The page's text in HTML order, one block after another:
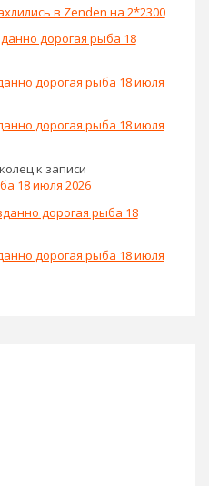
в Zenden на 2*2300
дорогая рыба 18
дорогая рыба 18 июля
дорогая рыба 18 июля
к записи
18 июля 2026
дорогая рыба 18
дорогая рыба 18 июля